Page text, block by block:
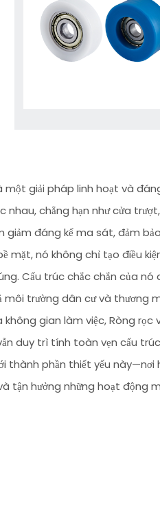
một giải pháp linh hoạt và
chẳng hạn như cửa
đáng kể ma sát, đảm
mặt, nó không chỉ tạo điều
Cấu trúc chắc chắn của nó
môi trường dân cư và thương
gian làm việc, Ròng rọc
duy trì tính toàn vẹn cấu
thành phần thiết yếu này—nơi
tận hưởng những hoạt động